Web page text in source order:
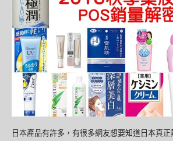
日本產品有許多，有很多網友想要知道日本真